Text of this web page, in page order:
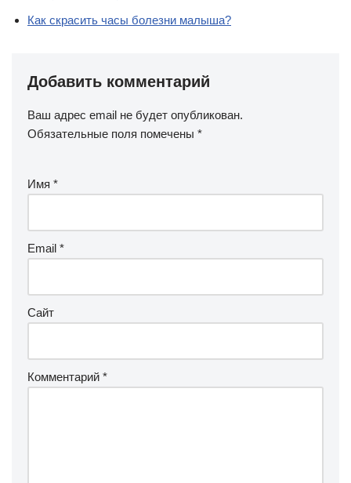
Как скрасить часы болезни малыша?
Добавить комментарий
Ваш адрес email не будет опубликован.
Обязательные поля помечены *
Имя *
Email *
Сайт
Комментарий *